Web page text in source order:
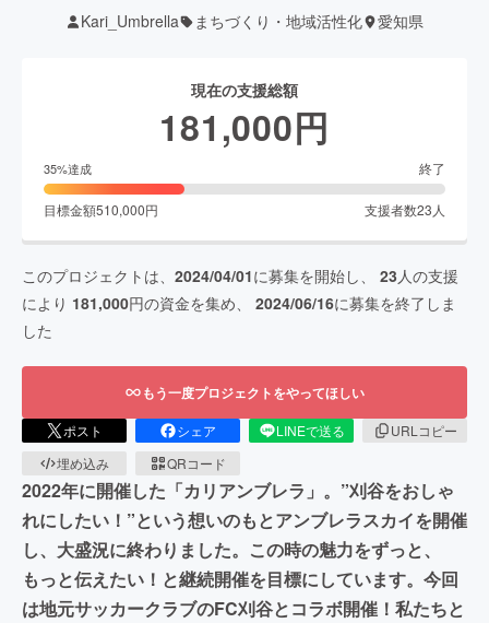
Kari_Umbrella まちづくり・地域活性化 愛知県
現在の支援総額
181,000円
35%達成 終了
目標金額510,000円 支援者数23人
このプロジェクトは、 2024/04/01に募集を開始し、 23人の支援
により 181,000円の資金を集め、 2024/06/16に募集を終了しま
した
もう一度プロジェクトをやってほしい
ポスト シェア LINEで送る
URLコピー
埋め込み
QRコード
2022年に開催した「カリアンブレラ」。”刈谷をおしゃ
れにしたい！”という想いのもとアンブレラスカイを開催
し、大盛況に終わりました。この時の魅力をずっと、
もっと伝えたい！と継続開催を目標にしています。今回
は地元サッカークラブのFC刈谷とコラボ開催！私たちと